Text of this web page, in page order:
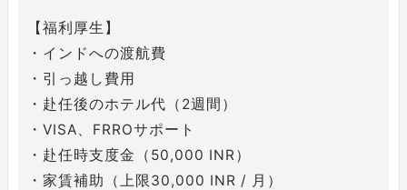
【福利厚生】
・インドへの渡航費
・引っ越し費用
・赴任後のホテル代（2週間）
・VISA、FRROサポート
・赴任時支度金（50,000 INR）
・家賃補助（上限30,000 INR / 月）